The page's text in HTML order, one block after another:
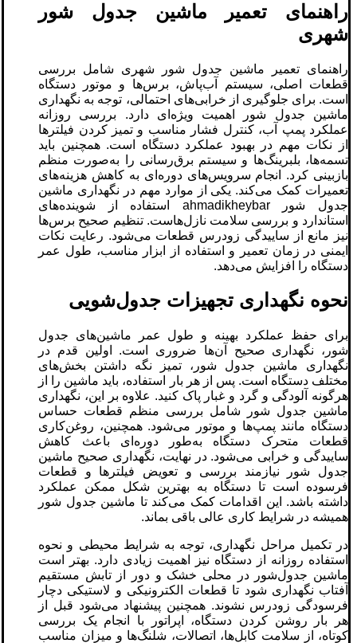
راهنمای تعمیر ماشین جدول ‌شور
شهری
راهنمای تعمیر ماشین جدول ‌شور شهری شامل بررسی
قطعات اصلی، سیستم آب‌پاش، برس‌ها و موتور دستگاه
است. برای جلوگیری از خرابی‌های احتمالی، توجه به نگهداری
ماشین جدول شور اهمیت ویژه‌ای دارد. بررسی روزانه
عملکرد پمپ آب، کنترل فشار مناسب و تمیز کردن فیلترها
از نکات مهم در بهبود عملکرد دستگاه است. همچنین باید
تسمه‌ها، بلبرینگ‌ها و سیستم برق‌رسانی را به‌صورت منظم
بازبینی کرد. انجام سرویس‌های دوره‌ای به کاهش هزینه‌های
تعمیرات کمک می‌کند. یکی از موارد مهم در نگهداری ماشین
جدول شور ahmadikheybar استفاده از شوینده‌های
استاندارد و بررسی سلامت نازل‌هاست. تنظیم صحیح برس‌ها
نیز مانع از ساییدگی زودرس قطعات می‌شود. رعایت نکات
ایمنی در زمان تعمیر و استفاده از ابزار مناسب، طول عمر
دستگاه را افزایش می‌دهد.
نحوه نگهداری تجهیزات جدول‌شویی
برای حفظ عملکرد بهینه و طول عمر ماشین‌های جدول
شور، نگهداری صحیح آن‌ها ضروری است. اولین قدم در
نگهداری ماشین جدول شور، تمیز نگه داشتن بخش‌های
مختلف دستگاه است. پس از هر بار استفاده، باید ماشین را از
هرگونه آلودگی و گرد و غبار پاک کنید. علاوه بر این، نگهداری
ماشین جدول شور شامل بررسی منظم قطعات حساس
دستگاه مانند پمپ‌ها و موتور می‌شود. همچنین، روغن‌کاری
قطعات متحرک دستگاه به‌طور دوره‌ای باعث کاهش
ساییدگی و خرابی می‌شود. در نهایت، نگهداری صحیح ماشین
جدول شور نیازمند بررسی و تعویض فیلترها و قطعات
فرسوده است تا دستگاه به بهترین شکل ممکن عملکرد
داشته باشد. این اقدامات کمک می‌کند تا ماشین جدول شور
همیشه در شرایط کاری عالی باقی بماند.
در تکمیل مراحل نگهداری، توجه به شرایط محیطی و نحوه
استفاده روزانه از دستگاه نیز اهمیت زیادی دارد. بهتر است
ماشین جدول‌شور در محلی خشک و دور از تابش مستقیم
آفتاب نگهداری شود تا قطعات الکترونیکی و لاستیکی دچار
فرسودگی زودرس نشوند. همچنین پیشنهاد می‌شود قبل از
هر بار روشن کردن دستگاه، اپراتور با انجام یک بررسی
کوتاه، از سلامت کابل‌ها، اتصالات، شلنگ‌ها و میزان مناسب